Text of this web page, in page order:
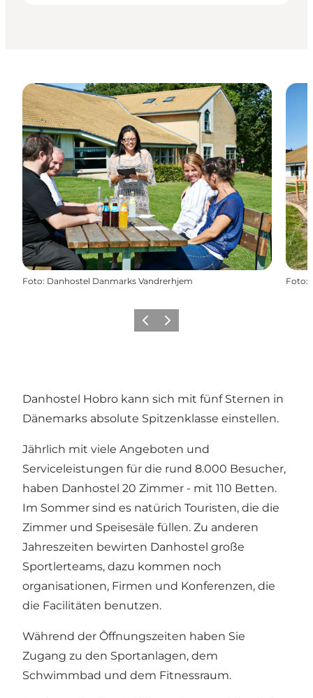
Foto: Danhostel Danmarks Vandrerhjem Foto:
Vorherige Folie
Nächste Folie
Danhostel Hobro kann sich mit fünf Sternen in
Dänemarks absolute Spitzenklasse einstellen.
Jährlich mit viele Angeboten und
Serviceleistungen für die rund 8.000 Besucher,
haben Danhostel 20 Zimmer - mit 110 Betten.
Im Sommer sind es natürich Touristen, die die
Zimmer und Speisesäle füllen. Zu anderen
Jahreszeiten bewirten Danhostel große
Sportlerteams, dazu kommen noch
organisationen, Firmen und Konferenzen, die
die Facilitäten benutzen.
Während der Ôffnungszeiten haben Sie
Zugang zu den Sportanlagen, dem
Schwimmbad und dem Fitnessraum.